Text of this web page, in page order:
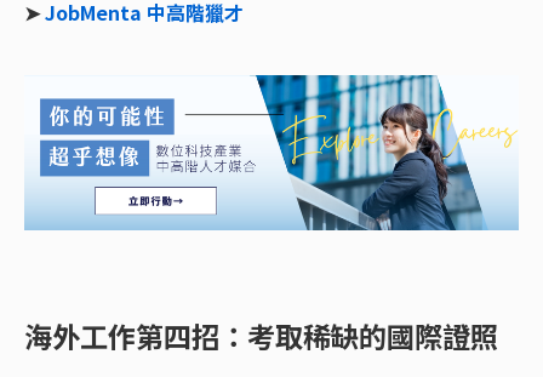
➤JobMenta 中高階獵才
海外工作第四招：考取稀缺的國際證照